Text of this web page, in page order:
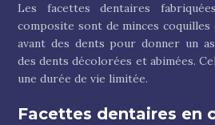
Les facettes dentaires
composite sont de minces coquilles
avant des dents pour donner un
des dents décolorées et abimées.
une durée de vie limitée.
Facettes dentaires en